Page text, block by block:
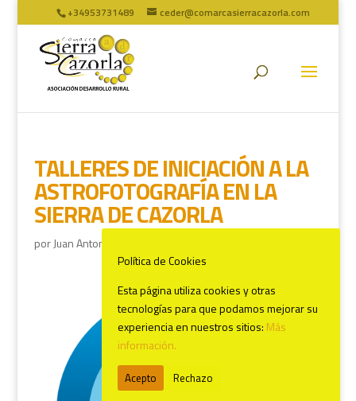
+34953731489 ceder@comarcasierracazorla.com
TALLERES DE INICIACIÓN A LA
ASTROFOTOGRAFÍA EN LA
SIERRA DE CAZORLA
porJuan Antonio Marín
Política de Cookies
Esta página utiliza cookies y otras
tecnologías para que podamos mejorar su
experiencia en nuestros sitios: Más
información.
Acepto Rechazo